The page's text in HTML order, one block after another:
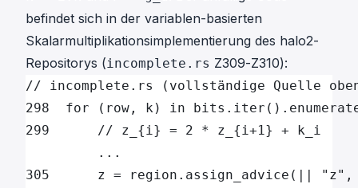
befindet sich in der variablen-basierten
Skalarmultiplikationsimplementierung des halo2-
Repositorys (incomplete.rs Z309-Z310):
// incomplete.rs (vollständige Quelle
298  for (row, k) in
299      // z_{i} = 2 * z_{i+1} + k_i
         ...
305      z = region.assign_advice(||